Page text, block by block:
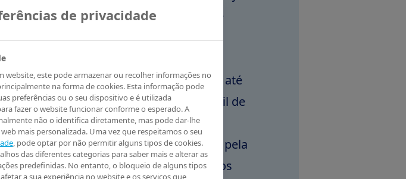
que a redução do risco destes tipos de
ocorre logo após o início do
da perda de peso
a redução e manutenção do peso por até
positiva de risco-benefício e perfil de
“É fundamental enfatizar que,
a necessidade de retenção da receita pela
os medicamentos devem ser utilizados
de privacidade
website, este pode armazenar ou recolher informações no
na forma de cookies. Esta informação pode
preferências ou o seu dispositivo e é utilizada
fazer o website funcionar conforme o esperado. A
não o identifica diretamente, mas pode dar-lhe
mais personalizada. Uma vez que respeitamos o seu
, pode optar por não permitir alguns tipos de cookies.
das diferentes categorias para saber mais e alterar as
predefinidas. No entanto, o bloqueio de alguns tipos
a sua experiência no website e os serviços que